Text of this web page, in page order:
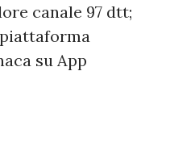
canale 97 dtt;
su App